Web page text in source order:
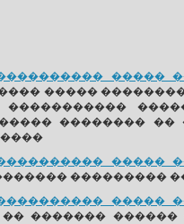
�����
�����
�����������
�������� ��
�����
���������
�����
������� ������